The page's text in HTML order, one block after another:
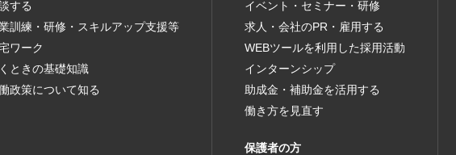
する
訓練・研修・スキルアップ支援等
ワーク
ときの基礎知識
政策について知る
イベント・セミナー・研修
求人・会社のPR・雇用する
WEBツールを利用した採用活動
インターンシップ
助成金・補助金を活用する
働き方を見直す
保護者の方